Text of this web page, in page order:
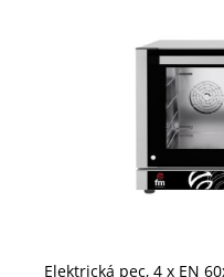
Elektrická pec, 4 x EN